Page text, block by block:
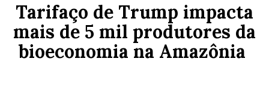
Tarifaço de Trump impacta
mais de 5 mil produtores da
bioeconomia na Amazônia